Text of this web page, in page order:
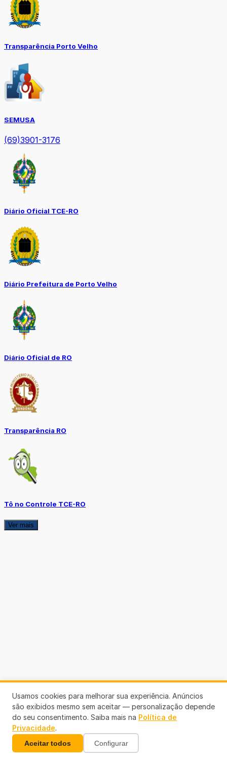
Transparência Porto Velho
SEMUSA
(69)3901-3176
Diário Oficial TCE-RO
Diário Prefeitura de Porto Velho
Diário Oficial de RO
Transparência RO
Tô no Controle TCE-RO
Ver mais
Usamos cookies para melhorar sua experiência. Anúncios
são exibidos mesmo sem aceitar — personalização depende
do seu consentimento. Saiba mais na Política de
Privacidade.
Aceitar todos Configurar